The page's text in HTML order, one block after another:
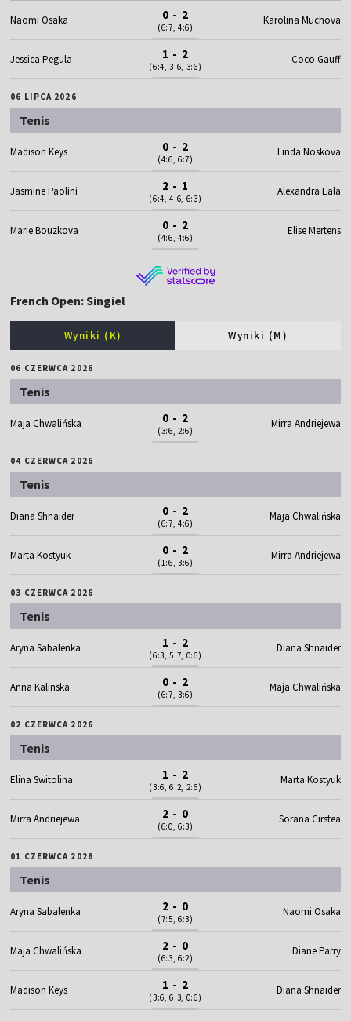
Naomi Osaka 0 - 2
(6:7, 4:6)
Karolina Muchova
Jessica Pegula 1 - 2
(6:4, 3:6, 3:6)
Coco Gauff
06 LIPCA 2026
Tenis
Madison Keys 0 - 2
(4:6, 6:7)
Linda Noskova
Jasmine Paolini 2 - 1
(6:4, 4:6, 6:3)
Alexandra Eala
Marie Bouzkova 0 - 2
(4:6, 4:6)
Elise Mertens
French Open: Singiel
Wyniki (K) Wyniki (M)
06 CZERWCA 2026
Tenis
Maja Chwalińska 0 - 2
(3:6, 2:6)
Mirra Andriejewa
04 CZERWCA 2026
Tenis
Diana Shnaider 0 - 2
(6:7, 4:6)
Maja Chwalińska
Marta Kostyuk 0 - 2
(1:6, 3:6)
Mirra Andriejewa
03 CZERWCA 2026
Tenis
Aryna Sabalenka 1 - 2
(6:3, 5:7, 0:6)
Diana Shnaider
Anna Kalinska 0 - 2
(6:7, 3:6)
Maja Chwalińska
02 CZERWCA 2026
Tenis
Elina Switolina 1 - 2
(3:6, 6:2, 2:6)
Marta Kostyuk
Mirra Andriejewa 2 - 0
(6:0, 6:3)
Sorana Cirstea
01 CZERWCA 2026
Tenis
Aryna Sabalenka 2 - 0
(7:5, 6:3)
Naomi Osaka
Maja Chwalińska 2 - 0
(6:3, 6:2)
Diane Parry
Madison Keys 1 - 2
(3:6, 6:3, 0:6)
Diana Shnaider